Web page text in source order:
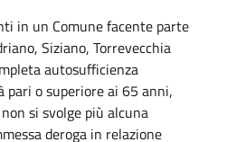
in un Comune facente parte
Siziano, Torrevecchia
autosufficienza
pari o superiore ai 65 anni,
si svolge più alcuna
deroga in relazione